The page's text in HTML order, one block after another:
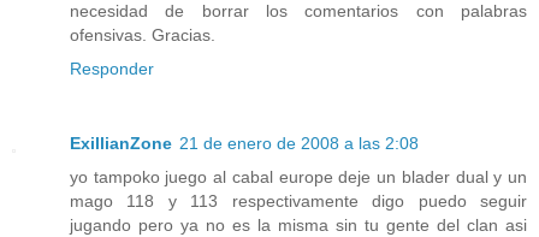
necesidad de borrar los comentarios con palabras
ofensivas. Gracias.
Responder
ExillianZone 21 de enero de 2008 a las 2:08
yo tampoko juego al cabal europe deje un blader dual y un
mago 118 y 113 respectivamente digo puedo seguir
jugando pero ya no es la misma sin tu gente del clan asi